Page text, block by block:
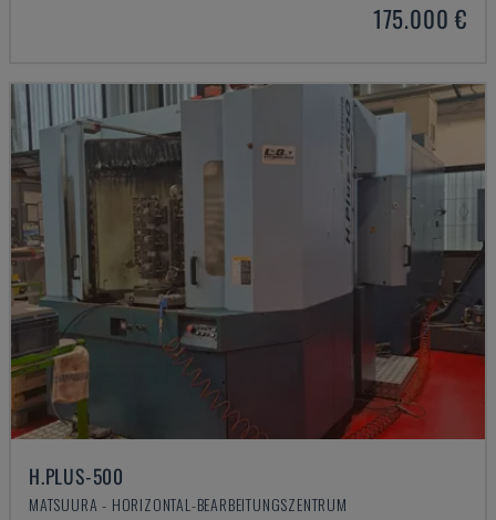
175.000 €
H.PLUS-500
MATSUURA - HORIZONTAL-BEARBEITUNGSZENTRUM